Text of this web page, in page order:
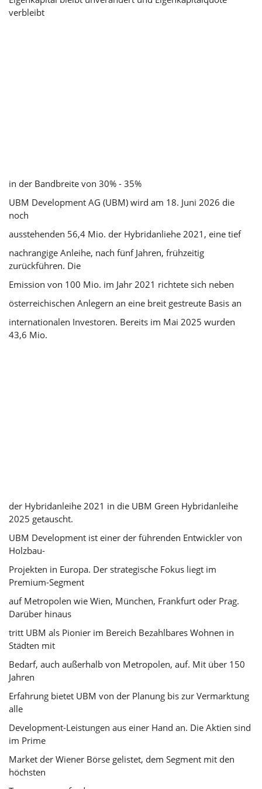
verbleibt
in der Bandbreite von 30% - 35%
UBM Development AG (UBM) wird am 18. Juni 2026 die
noch
ausstehenden 56,4 Mio. der Hybridanliehe 2021, eine tief
nachrangige Anleihe, nach fünf Jahren, frühzeitig
zurückführen. Die
Emission von 100 Mio. im Jahr 2021 richtete sich neben
österreichischen Anlegern an eine breit gestreute Basis an
internationalen Investoren. Bereits im Mai 2025 wurden
43,6 Mio.
der Hybridanleihe 2021 in die UBM Green Hybridanleihe
2025 getauscht.
UBM Development ist einer der führenden Entwickler von
Holzbau-
Projekten in Europa. Der strategische Fokus liegt im
Premium-Segment
auf Metropolen wie Wien, München, Frankfurt oder Prag.
Darüber hinaus
tritt UBM als Pionier im Bereich Bezahlbares Wohnen in
Städten mit
Bedarf, auch außerhalb von Metropolen, auf. Mit über 150
Jahren
Erfahrung bietet UBM von der Planung bis zur Vermarktung
alle
Development-Leistungen aus einer Hand an. Die Aktien sind
im Prime
Market der Wiener Börse gelistet, dem Segment mit den
höchsten